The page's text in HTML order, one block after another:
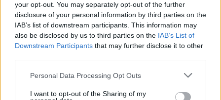
your opt-out. You may separately opt-out of the further
disclosure of your personal information by third parties on the
IAB’s list of downstream participants. This information may
also be disclosed by us to third parties on the IAB’s List of
Downstream Participants that may further disclose it to other
Please note that this website/app uses one or more Google
not limited to your visit or usage behaviour. You may click to
Personal Data Processing Opt Outs
I want to opt-out of the Sharing of my
Μυστήριο 3.500 ετών στη Σαντορίνη: Ο 15χρονος
που δεν πρόλαβε να ξεφύγει από το τσουνάμι
μπορεί ν' αλλάξει τη χρονολογία της μεγάλης
έκρηξης
08.08.2026, 18:08